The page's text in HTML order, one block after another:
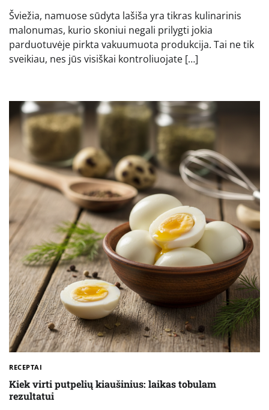
Šviežia, namuose sūdyta lašiša yra tikras kulinarinis
malonumas, kurio skoniui negali prilygti jokia
parduotuvėje pirkta vakuumuota produkcija. Tai ne tik
sveikiau, nes jūs visiškai kontroliuojate […]
RECEPTAI
Kiek virti putpelių kiaušinius: laikas tobulam
rezultatui